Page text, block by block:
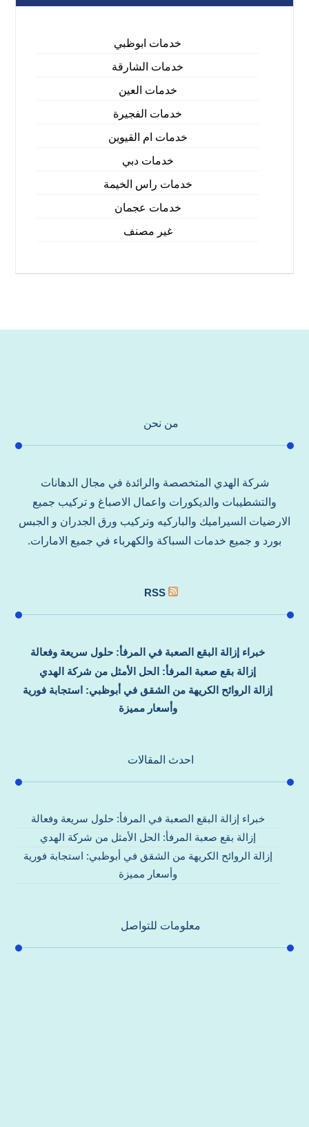
خدمات ابوظبي
خدمات الشارقة
خدمات العين
خدمات الفجيرة
خدمات ام القيوين
خدمات دبي
خدمات راس الخيمة
خدمات عجمان
غير مصنف
من نحن
شركة الهدي المتخصصة والرائدة في مجال الدهانات
والتشطيبات والديكورات واعمال الاصباغ و تركيب جميع
الارضيات السيراميك والباركيه وتركيب ورق الجدران و الجبس
بورد و جميع خدمات السباكة والكهرباء في جميع الامارات.
RSS
خبراء إزالة البقع الصعبة في المرفأ: حلول سريعة وفعالة
إزالة بقع صعبة المرفأ: الحل الأمثل من شركة الهدي
إزالة الروائح الكريهة من الشقق في أبوظبي: استجابة فورية
وأسعار مميزة
احدث المقالات
خبراء إزالة البقع الصعبة في المرفأ: حلول سريعة وفعالة
إزالة بقع صعبة المرفأ: الحل الأمثل من شركة الهدي
إزالة الروائح الكريهة من الشقق في أبوظبي: استجابة فورية
وأسعار مميزة
معلومات للتواصل